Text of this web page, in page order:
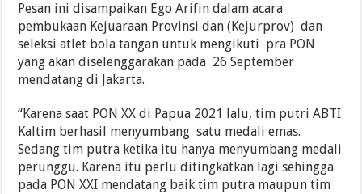
Pesan ini disampaikan Ego Arifin dalam acara
pembukaan Kejuaraan Provinsi dan (Kejurprov) dan
seleksi atlet bola tangan untuk mengikuti pra PON
yang akan diselenggarakan pada 26 September
mendatang di Jakarta.
“Karena saat PON XX di Papua 2021 lalu, tim putri ABTI
Kaltim berhasil menyumbang satu medali emas.
Sedang tim putra ketika itu hanya menyumbang medali
perunggu. Karena itu perlu ditingkatkan lagi sehingga
pada PON XXI mendatang baik tim putra maupun tim